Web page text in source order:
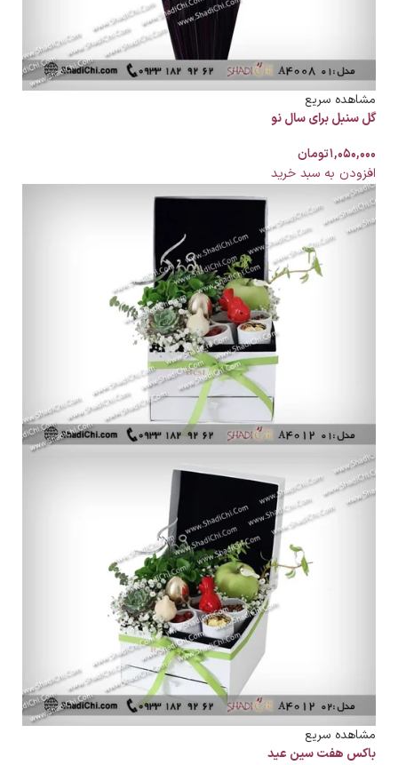
مشاهده سریع
گل سنبل برای سال نو
۱,۰۵۰,۰۰۰تومان
افزودن به سبد خرید
مشاهده سریع
باکس هفت سین عید